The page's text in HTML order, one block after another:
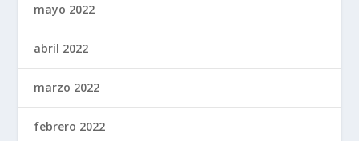
mayo 2022
abril 2022
marzo 2022
febrero 2022